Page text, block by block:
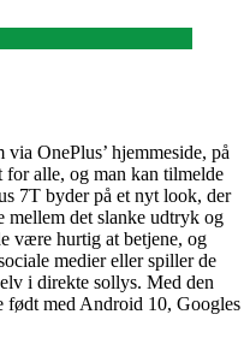
OnePlus’ hjemmeside, på
for alle, og man kan tilmelde
7T byder på et nyt look, der
mellem det slanke udtryk og
være hurtig at betjene, og
medier eller spiller de
i direkte sollys. Med den
født med Android 10, Googles